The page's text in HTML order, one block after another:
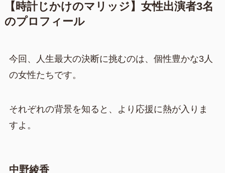
【時計じかけのマリッジ】女性出演者3名
のプロフィール
今回、人生最大の決断に挑むのは、個性豊かな3人
の女性たちです。
それぞれの背景を知ると、より応援に熱が入りま
すよ。
中野綾香